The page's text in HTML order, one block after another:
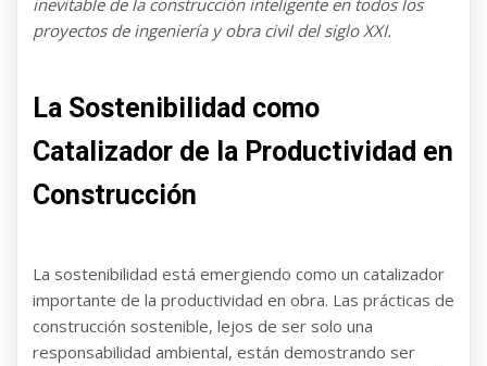
inevitable de la construcción inteligente en todos los
proyectos de ingeniería y obra civil del siglo XXI.
La Sostenibilidad como
Catalizador de la Productividad en
Construcción
La sostenibilidad está emergiendo como un catalizador
importante de la productividad en obra. Las prácticas de
construcción sostenible, lejos de ser solo una
responsabilidad ambiental, están demostrando ser